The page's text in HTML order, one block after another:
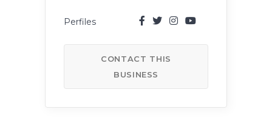
CONTACT THIS
BUSINESS